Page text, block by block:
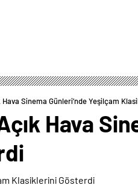
Sinema Günleri’nde Yeşilçam
Hava